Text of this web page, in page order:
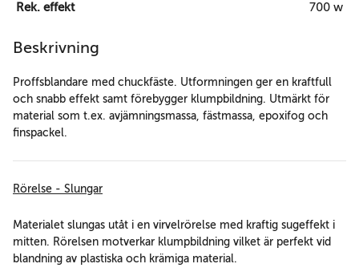
Rek. effekt 700 w
Beskrivning
Proffsblandare med chuckfäste. Utformningen ger en kraftfull
och snabb effekt samt förebygger klumpbildning. Utmärkt för
material som t.ex. avjämningsmassa, fästmassa, epoxifog och
finspackel.
Rörelse - Slungar
Materialet slungas utåt i en virvelrörelse med kraftig sugeffekt i
mitten. Rörelsen motverkar klumpbildning vilket är perfekt vid
blandning av plastiska och krämiga material.